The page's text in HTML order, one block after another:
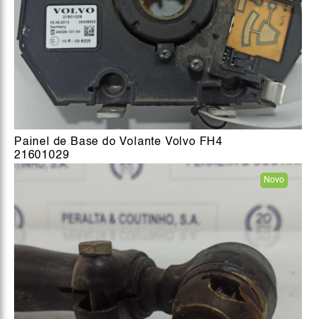
Painel de Base do Volante Volvo FH4
21601029
Novo